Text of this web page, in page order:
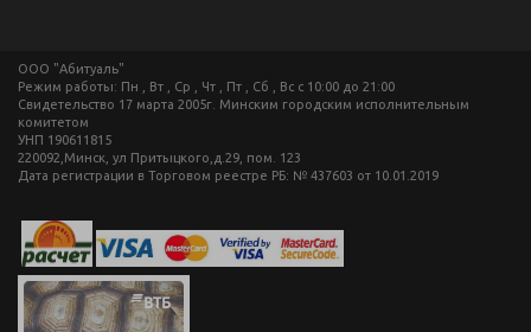
ООО "Абитуаль"
Режим работы: Пн , Вт , Ср , Чт , Пт , Сб , Вс c 10:00 до 21:00
Свидетельство 17 марта 2005г. Минским городским исполнительным
комитетом
УНП 190611815
220092,Минск, ул Притыцкого,д.29, пом. 123
Дата регистрации в Торговом реестре РБ: № 437603 от 10.01.2019